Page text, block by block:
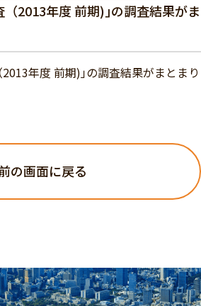
2013年度 前期)｣の調査結果がま
年度 前期)｣の調査結果がまとまり
の画面に戻る